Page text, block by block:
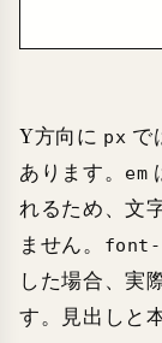
Y方向に px で
あります。
em
れるため、文
ません。
した場合、実
す。見出しと